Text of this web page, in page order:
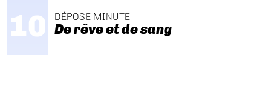
DÉPOSE MINUTE
De rêve et de sang